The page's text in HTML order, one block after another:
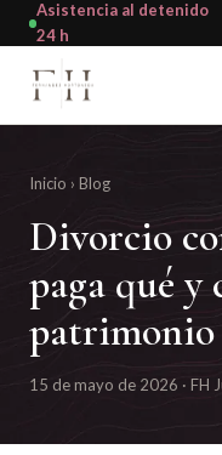
Asistencia al detenido
24 h
Inicio › Blog
Divorcio
paga qué
patrimonio
15 de mayo de 2026 · FH